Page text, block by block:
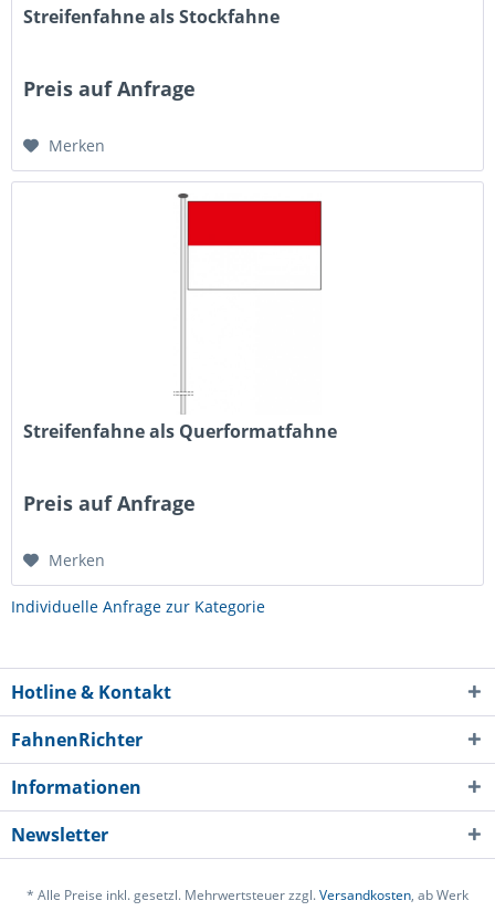
Streifenfahne als Stockfahne
Preis auf Anfrage
Merken
Streifenfahne als Querformatfahne
Preis auf Anfrage
Merken
Individuelle Anfrage zur Kategorie
Hotline & Kontakt
FahnenRichter
Informationen
Newsletter
* Alle Preise inkl. gesetzl. Mehrwertsteuer zzgl.Versandkosten, ab Werk